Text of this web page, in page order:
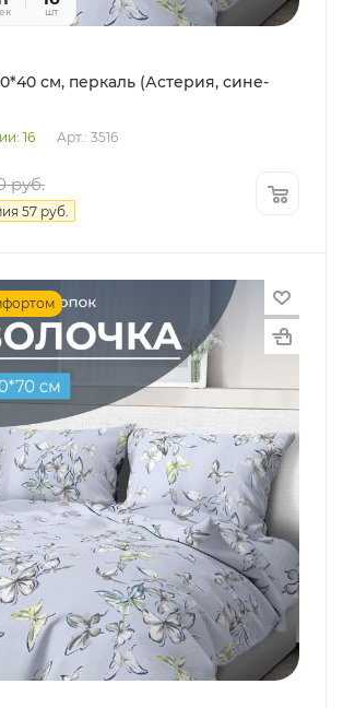
шт
см, перкаль (Астерия, сине-
16 Арт.: 3516
руб.
57 руб.